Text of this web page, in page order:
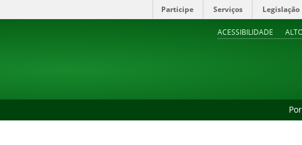
Participe Serviços Legislação
ACESSIBILIDADE